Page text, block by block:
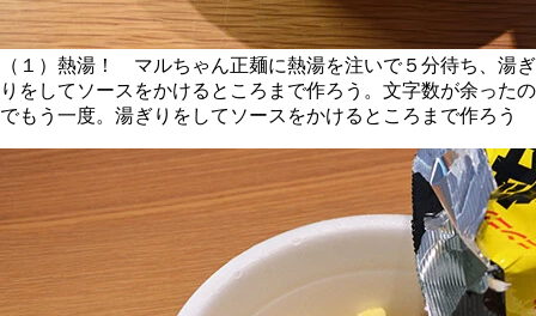
（１）熱湯！ マルちゃん正麺に熱湯を注いで５分待ち、湯ぎ
りをしてソースをかけるところまで作ろう。文字数が余ったの
でもう一度。湯ぎりをしてソースをかけるところまで作ろう